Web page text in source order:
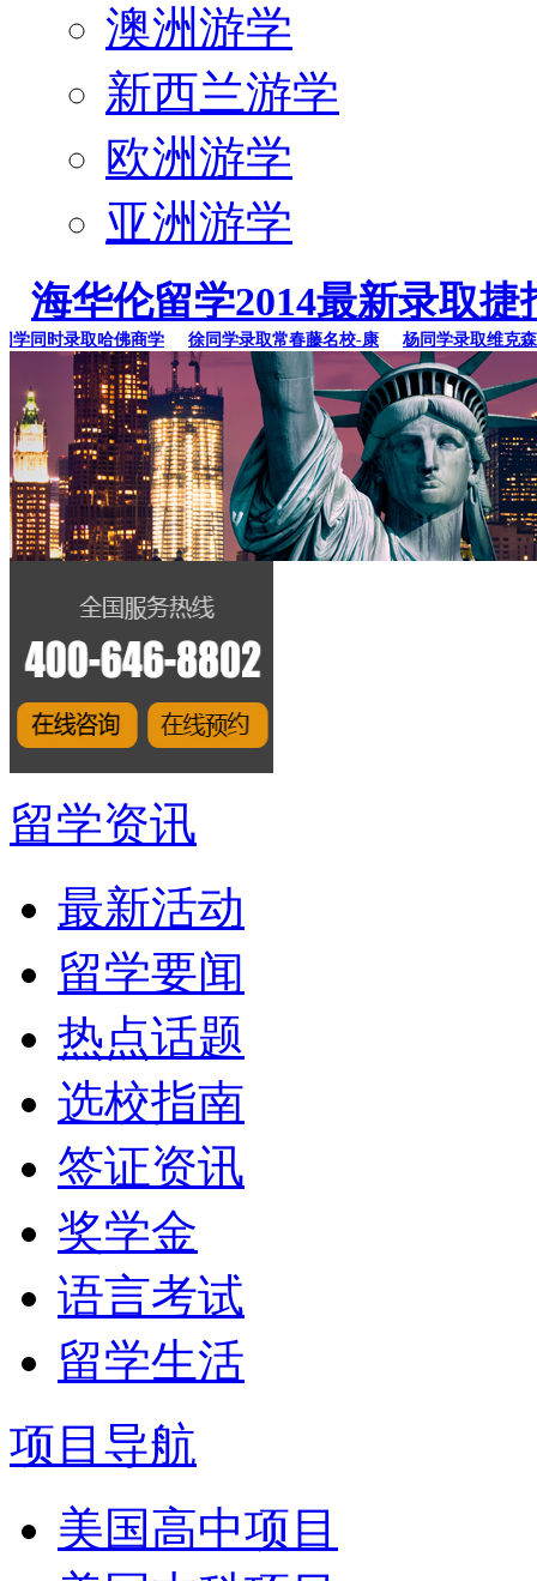
澳洲游学
新西兰游学
欧洲游学
亚洲游学
海华伦留学2014最新录取捷
时录取哈佛商学 徐同学录取常春藤名校-康 杨同学录取维克森林
留学资讯
最新活动
留学要闻
热点话题
选校指南
签证资讯
奖学金
语言考试
留学生活
项目导航
美国高中项目